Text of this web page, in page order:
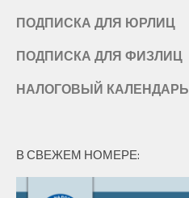
ПОДПИСКА ДЛЯ ЮРЛИЦ
ПОДПИСКА ДЛЯ ФИЗЛИЦ
НАЛОГОВЫЙ КАЛЕНДАРЬ
В СВЕЖЕМ НОМЕРЕ: